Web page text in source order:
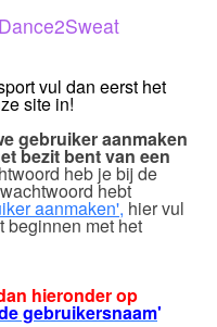
vul dan eerst het
site in!
gebruiker aanmaken
bezit bent van een
heb je bij de
hebt
aanmaken', hier vul
beginnen met het
hieronder op
gebruikersnaam'